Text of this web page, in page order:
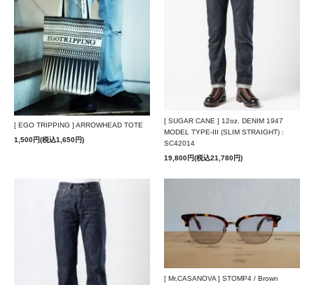
[ EGO TRIPPING ] ARROWHEAD TOTE
1,500円(税込1,650円)
[ SUGAR CANE ] 12oz. DENIM 1947
MODEL TYPE-III (SLIM STRAIGHT) :
SC42014
19,800円(税込21,780円)
[ Mr.CASANOVA ] STOMP4 / Brown